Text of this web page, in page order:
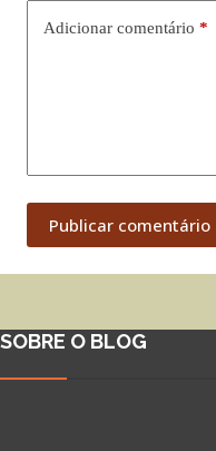
Adicionar comentário *
Publicar comentário
SOBRE O BLOG